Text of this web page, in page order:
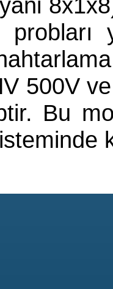
500V
Bu